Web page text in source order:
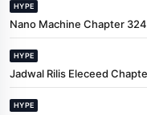
HYPE
Nano Machine Chapter
HYPE
Jadwal Rilis Eleceed
HYPE